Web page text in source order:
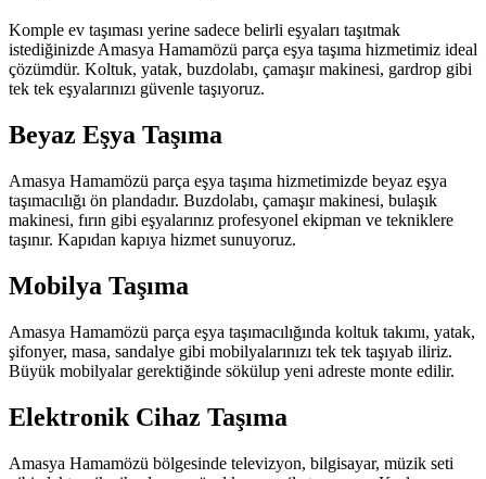
Komple ev taşıması yerine sadece belirli eşyaları taşıtmak
istediğinizde Amasya Hamamözü parça eşya taşıma hizmetimiz ideal
çözümdür. Koltuk, yatak, buzdolabı, çamaşır makinesi, gardrop gibi
tek tek eşyalarınızı güvenle taşıyoruz.
Beyaz Eşya Taşıma
Amasya Hamamözü parça eşya taşıma hizmetimizde beyaz eşya
taşımacılığı ön plandadır. Buzdolabı, çamaşır makinesi, bulaşık
makinesi, fırın gibi eşyalarınız profesyonel ekipman ve tekniklere
taşınır. Kapıdan kapıya hizmet sunuyoruz.
Mobilya Taşıma
Amasya Hamamözü parça eşya taşımacılığında koltuk takımı, yatak,
şifonyer, masa, sandalye gibi mobilyalarınızı tek tek taşıyab iliriz.
Büyük mobilyalar gerektiğinde sökülup yeni adreste monte edilir.
Elektronik Cihaz Taşıma
Amasya Hamamözü bölgesinde televizyon, bilgisayar, müzik seti